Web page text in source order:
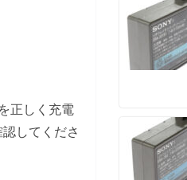
正しく充電
してくださ